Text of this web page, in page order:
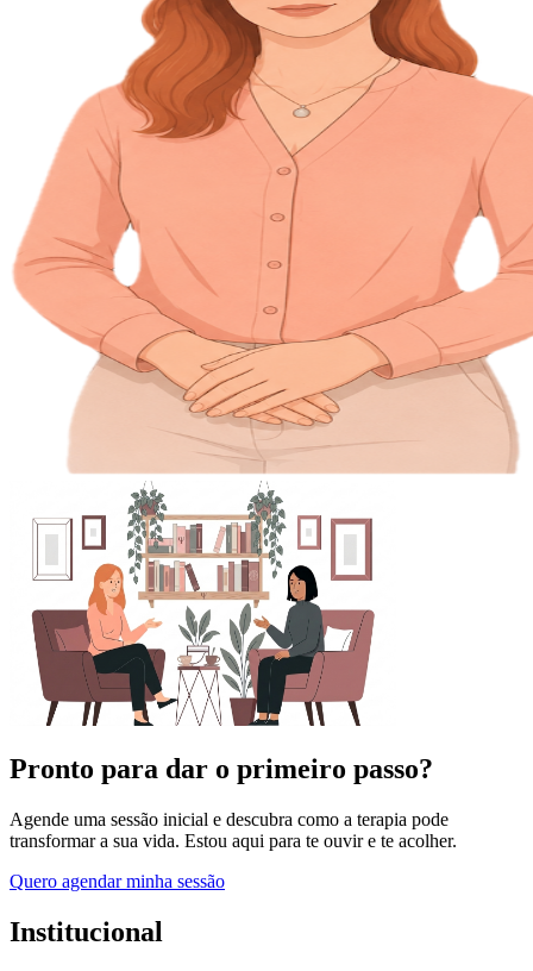
Pronto para dar o primeiro passo?
Agende uma sessão inicial e descubra como a terapia pode
transformar a sua vida. Estou aqui para te ouvir e te acolher.
Quero agendar minha sessão
Institucional